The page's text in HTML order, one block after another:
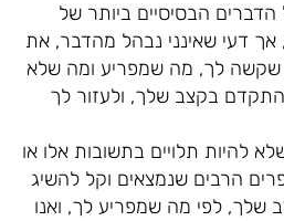
הבסיסיים ביותר של
אך דעי שאינני נבהל מהדבר, את
שקשה לך, מה שמפריע ומה שלא
בקצב שלך, ולעזור לך
להיות תלויים בתשובות אלו או
הרבים שנמצאים וקל להשיג
שלך, לפי מה שמפריע לך, ואנו